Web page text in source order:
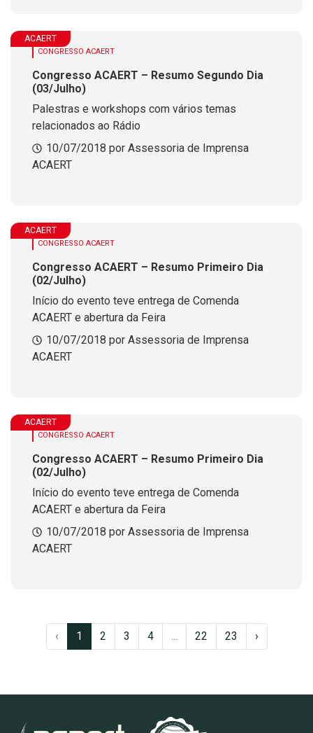
ACAERT
CONGRESSO ACAERT
Congresso ACAERT – Resumo Segundo Dia
(03/Julho)
Palestras e workshops com vários temas
relacionados ao Rádio
10/07/2018 por Assessoria de Imprensa
ACAERT
ACAERT
CONGRESSO ACAERT
Congresso ACAERT – Resumo Primeiro Dia
(02/Julho)
Início do evento teve entrega de Comenda
ACAERT e abertura da Feira
10/07/2018 por Assessoria de Imprensa
ACAERT
ACAERT
CONGRESSO ACAERT
Congresso ACAERT – Resumo Primeiro Dia
(02/Julho)
Início do evento teve entrega de Comenda
ACAERT e abertura da Feira
10/07/2018 por Assessoria de Imprensa
ACAERT
‹ 1 2 3 4 ... 22 23 ›